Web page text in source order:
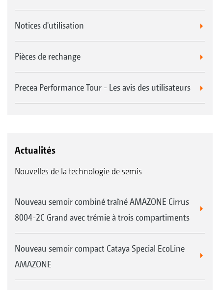
Notices d'utilisation
Pièces de rechange
Precea Performance Tour - Les avis des utilisateurs
Actualités
Nouvelles de la technologie de semis
Nouveau semoir combiné traîné AMAZONE Cirrus
8004-2C Grand avec trémie à trois compartiments
Nouveau semoir compact Cataya Special EcoLine
AMAZONE